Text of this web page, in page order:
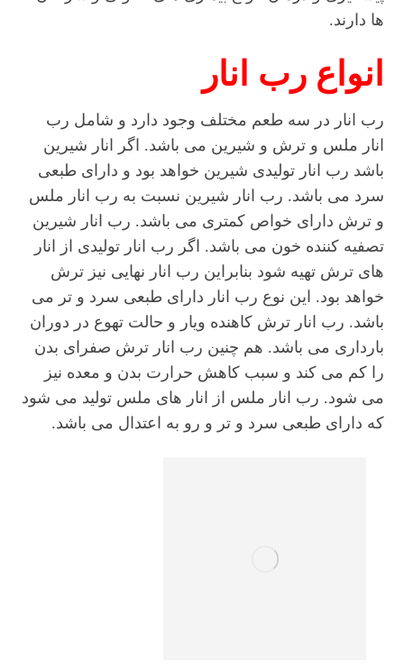
ها دارند.
انواع رب انار
رب انار در سه طعم مختلف وجود دارد و شامل رب
انار ملس و ترش و شیرین می باشد. اگر انار شیرین
باشد رب انار تولیدی شیرین خواهد بود و دارای طبعی
سرد می باشد. رب انار شیرین نسبت به رب انار ملس
و ترش دارای خواص کمتری می باشد. رب انار شیرین
تصفیه کننده خون می باشد. اگر رب انار تولیدی از انار
های ترش تهیه شود بنابراین رب انار نهایی نیز ترش
خواهد بود. این نوع رب انار دارای طبعی سرد و تر می
باشد. رب انار ترش کاهنده ویار و حالت تهوع در دوران
بارداری می باشد. هم چنین رب انار ترش صفرای بدن
را کم می کند و سبب کاهش حرارت بدن و معده نیز
می شود. رب انار ملس از انار های ملس تولید می شود
که دارای طبعی سرد و تر و رو به اعتدال می باشد.